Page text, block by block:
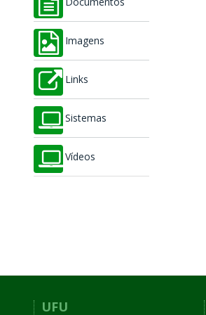
Documentos
Imagens
Links
Sistemas
Vídeos
UFU